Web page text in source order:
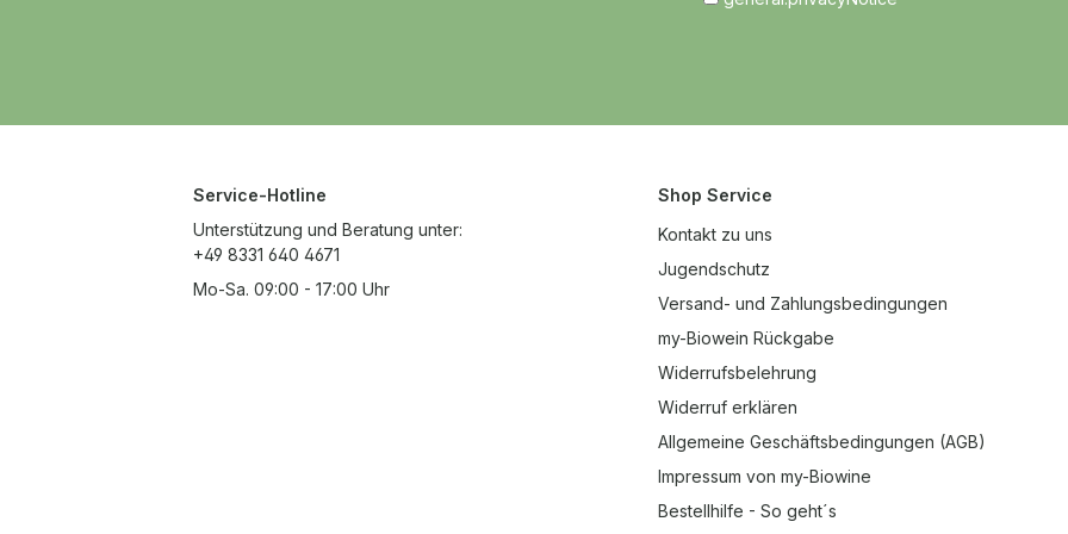
lebendiger, frischer und überaus
Service-Hotline
Unterstützung und Beratung unter:
+49 8331 640 4671
Mo-Sa. 09:00 - 17:00 Uhr
Shop Service
Kontakt zu uns
Jugendschutz
Versand- und Zahlungsbedingungen
my-Biowein Rückgabe
Widerrufsbelehrung
Widerruf erklären
Allgemeine Geschäftsbedingungen (AGB)
Impressum von my-Biowine
Bestellhilfe - So geht´s